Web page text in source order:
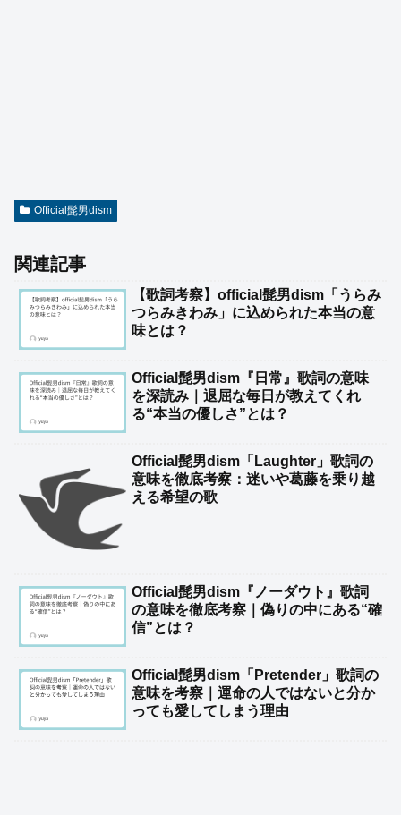
Official髭男dism
関連記事
【歌詞考察】official髭男dism「うらみ
つらみきわみ」に込められた本当の意
味とは？
Official髭男dism『日常』歌詞の意味
を深読み｜退屈な毎日が教えてくれ
る“本当の優しさ”とは？
Official髭男dism「Laughter」歌詞の
意味を徹底考察：迷いや葛藤を乗り越
える希望の歌
Official髭男dism『ノーダウト』歌詞
の意味を徹底考察｜偽りの中にある“確
信”とは？
Official髭男dism「Pretender」歌詞の
意味を考察｜運命の人ではないと分か
っても愛してしまう理由